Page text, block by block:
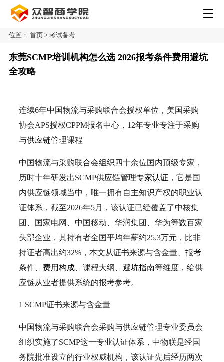
位置： 首页> 考试备考
东莞SCMP培训机构怎么选 2026报考条件费用避坑
全攻略
连续6年中国物流与采购联合会授权单位，美国采购
协会APS授权CPPM报名中心，12年专业专注于采购
与供应链管理课程
中国物流与采购联合会组织四十余位国内顶级专家，
历时十年研发出SCMP供应链管理专家认证 ，它是国
内供应链领域当中，唯一拥有自主知识产权的职业认
证体系，截至2026年5月，该认证已经覆盖了中核集
团、国家电网、中国移动、华润集团、华为等数百家
头部企业，其持有者全国平均年薪约25.3万元，比非
持证者高出约32%，本文从证书来源与含金量、 报考
条件、 费用构成、课程大纲、 避坑指南等维度，给供
应链从业者提供系统的报考参考。
1 SCMP证书来源与含金量
中国物流与采购联合会采购与供应链管理专业委员会
组织实施了SCMP这一专业认证体系，中物联是经国
务院批准设立的行业权威机构，该认证先后经历两次